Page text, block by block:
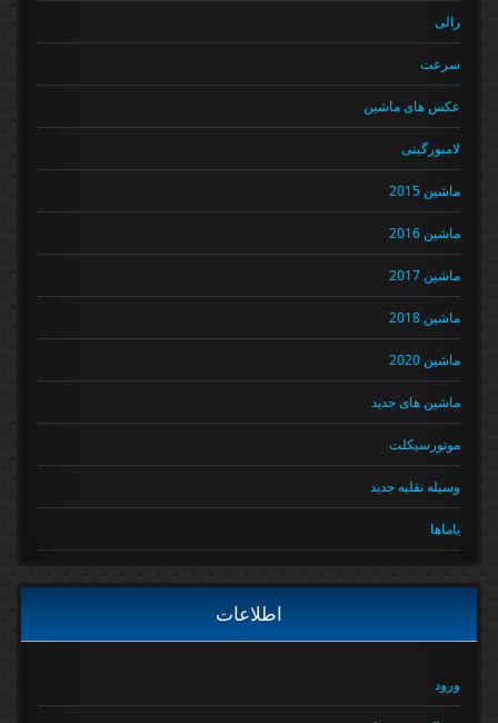
رالی
سرعت
عکس های ماشین
لامبورگینی
ماشین 2015
ماشین 2016
ماشین 2017
ماشین 2018
ماشین 2020
ماشین های جدید
موتورسیکلت
وسیله نقلیه جدید
یاماها
اطلاعات
ورود